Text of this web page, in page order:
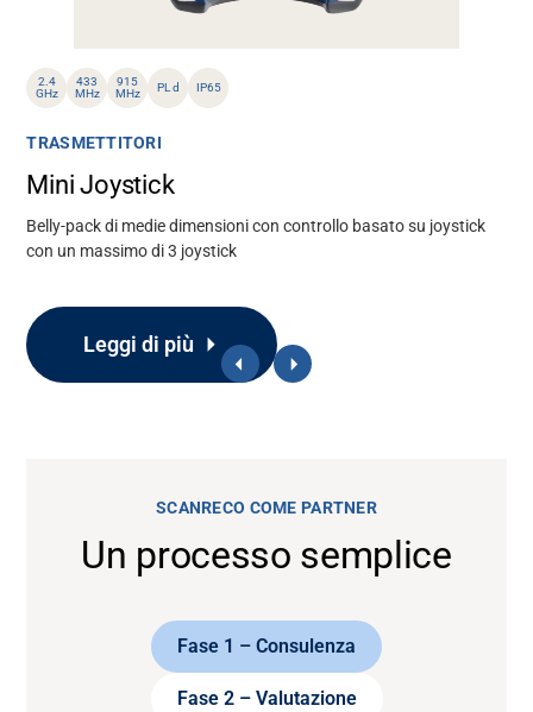
2.4
GHz
433
MHz
915
MHz
PL d IP65
TRASMETTITORI
Mini Joystick
Belly-pack di medie dimensioni con controllo basato su joystick
con un massimo di 3 joystick
Leggi di più
SCANRECO COME PARTNER
Un processo semplice
Fase 1 – Consulenza
Fase 2 – Valutazione